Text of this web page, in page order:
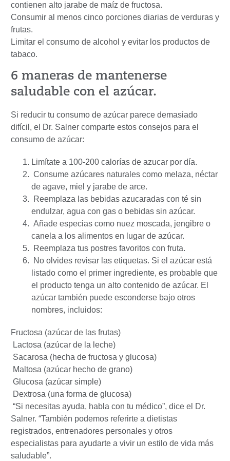
contienen alto jarabe de maíz de fructosa.
Consumir al menos cinco porciones diarias de verduras y
frutas.
Limitar el consumo de alcohol y evitar los productos de
tabaco.
6 maneras de mantenerse
saludable con el azúcar.
Si reducir tu consumo de azúcar parece demasiado
difícil, el Dr. Salner comparte estos consejos para el
consumo de azúcar:
Limítate a 100-200 calorías de azucar por día.
Consume azúcares naturales como melaza, néctar
de agave, miel y jarabe de arce.
Reemplaza las bebidas azucaradas con té sin
endulzar, agua con gas o bebidas sin azúcar.
Añade especias como nuez moscada, jengibre o
canela a los alimentos en lugar de azúcar.
Reemplaza tus postres favoritos con fruta.
No olvides revisar las etiquetas. Si el azúcar está
listado como el primer ingrediente, es probable que
el producto tenga un alto contenido de azúcar. El
azúcar también puede esconderse bajo otros
nombres, incluidos:
Fructosa (azúcar de las frutas)
Lactosa (azúcar de la leche)
Sacarosa (hecha de fructosa y glucosa)
Maltosa (azúcar hecho de grano)
Glucosa (azúcar simple)
Dextrosa (una forma de glucosa)
“Si necesitas ayuda, habla con tu médico”, dice el Dr.
Salner. “También podemos referirte a dietistas
registrados, entrenadores personales y otros
especialistas para ayudarte a vivir un estilo de vida más
saludable”.